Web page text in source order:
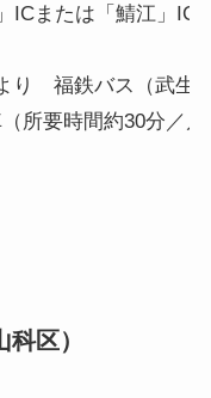
ICまたは「鯖江」IC
り　福鉄バス（武生
要時間約30分／片
区）